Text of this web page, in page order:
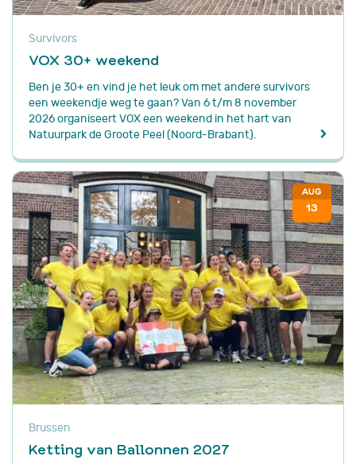
Survivors
VOX 30+ weekend
Ben je 30+ en vind je het leuk om met andere survivors
een weekendje weg te gaan? Van 6 t/m 8 november
2026 organiseert VOX een weekend in het hart van
Natuurpark de Groote Peel (Noord-Brabant).
AUG
13
Brussen
Ketting van Ballonnen 2027